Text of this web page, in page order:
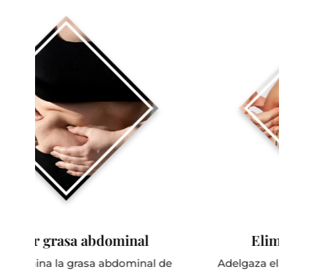
abdominal de
Eliminar grasa
Adelgaza eliminando la grasa